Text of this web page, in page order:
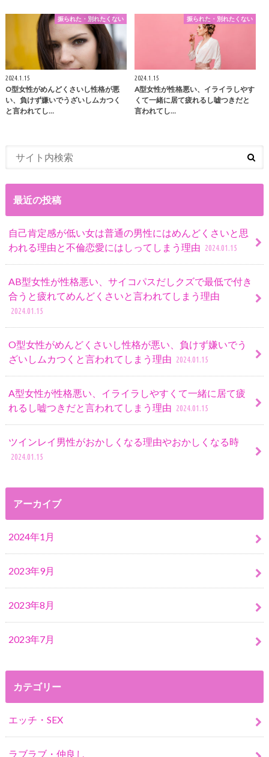
振られた・別れたくない
2024.1.15
O型女性がめんどくさいし性格が悪
い、負けず嫌いでうざいしムカつく
と言われてし…
振られた・別れたくない
2024.1.15
A型女性が性格悪い、イライラしやす
くて一緒に居て疲れるし嘘つきだと
言われてし…
最近の投稿
自己肯定感が低い女は普通の男性にはめんどくさいと思
われる理由と不倫恋愛にはしってしまう理由 2024.01.15
AB型女性が性格悪い、サイコパスだしクズで最低で付き
合うと疲れてめんどくさいと言われてしまう理由
2024.01.15
O型女性がめんどくさいし性格が悪い、負けず嫌いでう
ざいしムカつくと言われてしまう理由 2024.01.15
A型女性が性格悪い、イライラしやすくて一緒に居て疲
れるし嘘つきだと言われてしまう理由 2024.01.15
ツインレイ男性がおかしくなる理由やおかしくなる時
2024.01.15
アーカイブ
2024年1月
2023年9月
2023年8月
2023年7月
カテゴリー
エッチ・SEX
ラブラブ・仲良し